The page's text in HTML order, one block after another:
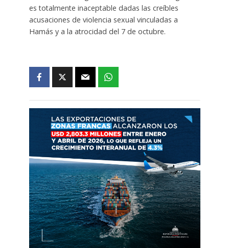
es totalmente inaceptable dadas las creíbles
acusaciones de violencia sexual vinculadas a
Hamás y a la atrocidad del 7 de octubre.